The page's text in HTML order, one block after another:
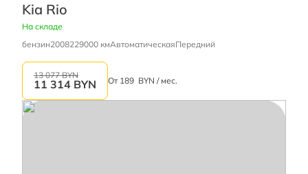
Kia Rio
На складе
бензин2008229000 кмАвтоматическаяПередний
13 077 BYN
11 314 BYN От 189 BYN / мес.